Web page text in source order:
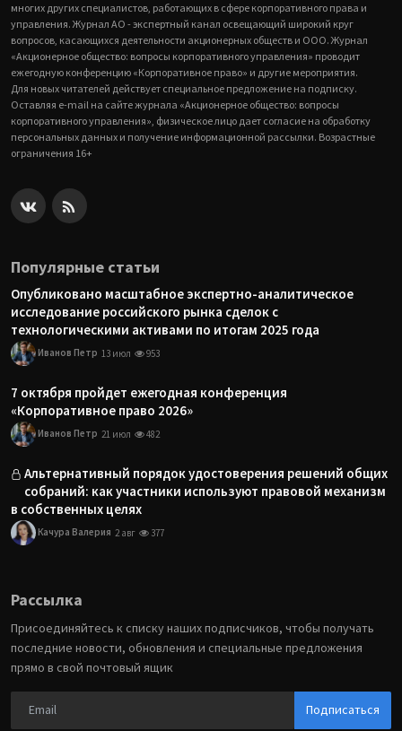
многих других специалистов, работающих в сфере корпоративного права и
управления. Журнал АО - экспертный канал освещающий широкий круг
вопросов, касающихся деятельности акционерных обществ и ООО. Журнал
«Акционерное общество: вопросы корпоративного управления» проводит
ежегодную конференцию «Корпоративное право» и другие мероприятия.
Для новых читателей действует специальное предложение на подписку.
Оставляя e-mail на сайте журнала «Акционерное общество: вопросы
корпоративного управления», физическое лицо дает согласие на обработку
персональных данных и получение информационной рассылки. Возрастные
ограничения 16+
Популярные статьи
Опубликовано масштабное экспертно-аналитическое
исследование российского рынка сделок с
технологическими активами по итогам 2025 года
Иванов Петр 13 июл 953
7 октября пройдет ежегодная конференция
«Корпоративное право 2026»
Иванов Петр 21 июл 482
Альтернативный порядок удостоверения решений общих
собраний: как участники используют правовой механизм
в собственных целях
Качура Валерия 2 авг 377
Рассылка
Присоединяйтесь к списку наших подписчиков, чтобы получать
последние новости, обновления и специальные предложения
прямо в свой почтовый ящик
Подписаться